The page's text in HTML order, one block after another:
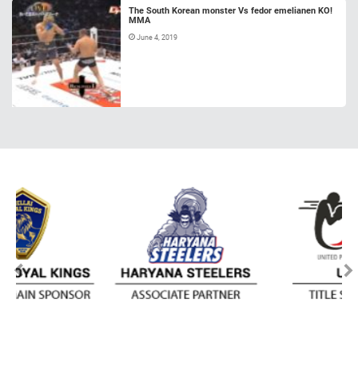
The South Korean monster Vs fedor emelianen KO!
MMA
June 4, 2019